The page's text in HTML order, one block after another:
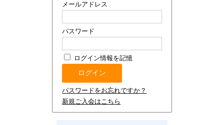
メールアドレス
パスワード
ログイン情報を記憶
パスワードをお忘れですか？
新規ご入会はこちら